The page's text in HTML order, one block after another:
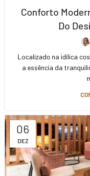
Conforto
Do
Localizado na idílica
a essência da
06
DEZ